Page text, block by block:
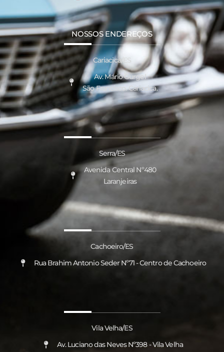
NOSSOS ENDEREÇOS
Cariacica/ES
Av. Mário Gurgel
São Francisco. Cariacica.
Serra/ES
Avenida Central Nº480
Laranjeiras
Cachoeiro/ES
Rua Brahim Antonio Seder Nº71 - Centro de Cachoeiro
Vila Velha/ES
Av. Luciano das Neves Nº398 - Vila Velha